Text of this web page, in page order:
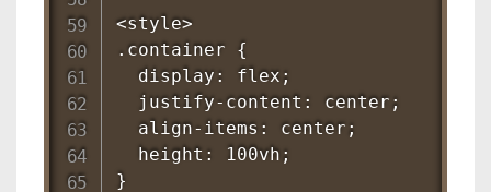
<style>
.container {
  display: flex;
  justify-content: center;
  align-items: center;
  height: 100vh;
}